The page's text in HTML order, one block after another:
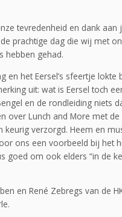
tevredenheid en dank aan
prachtige dag die wij met
hebben gehad.
en het Eersel’s sfeertje lokte
uit: wat is Eersel toch
en de rondleiding niets
over Lunch and More met
keurig verzorgd. Heem en
ons een voorbeeld bij het
goed om ook elders “in de
en René Zebregs van de